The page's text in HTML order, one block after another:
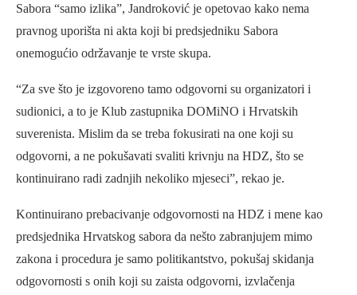
Sabora “samo izlika”, Jandroković je opetovao kako nema
pravnog uporišta ni akta koji bi predsjedniku Sabora
onemogućio održavanje te vrste skupa.
“Za sve što je izgovoreno tamo odgovorni su organizatori i
sudionici, a to je Klub zastupnika DOMiNO i Hrvatskih
suverenista. Mislim da se treba fokusirati na one koji su
odgovorni, a ne pokušavati svaliti krivnju na HDZ, što se
kontinuirano radi zadnjih nekoliko mjeseci”, rekao je.
Kontinuirano prebacivanje odgovornosti na HDZ i mene kao
predsjednika Hrvatskog sabora da nešto zabranjujem mimo
zakona i procedura je samo politikantstvo, pokušaj skidanja
odgovornosti s onih koji su zaista odgovorni, izvlačenja